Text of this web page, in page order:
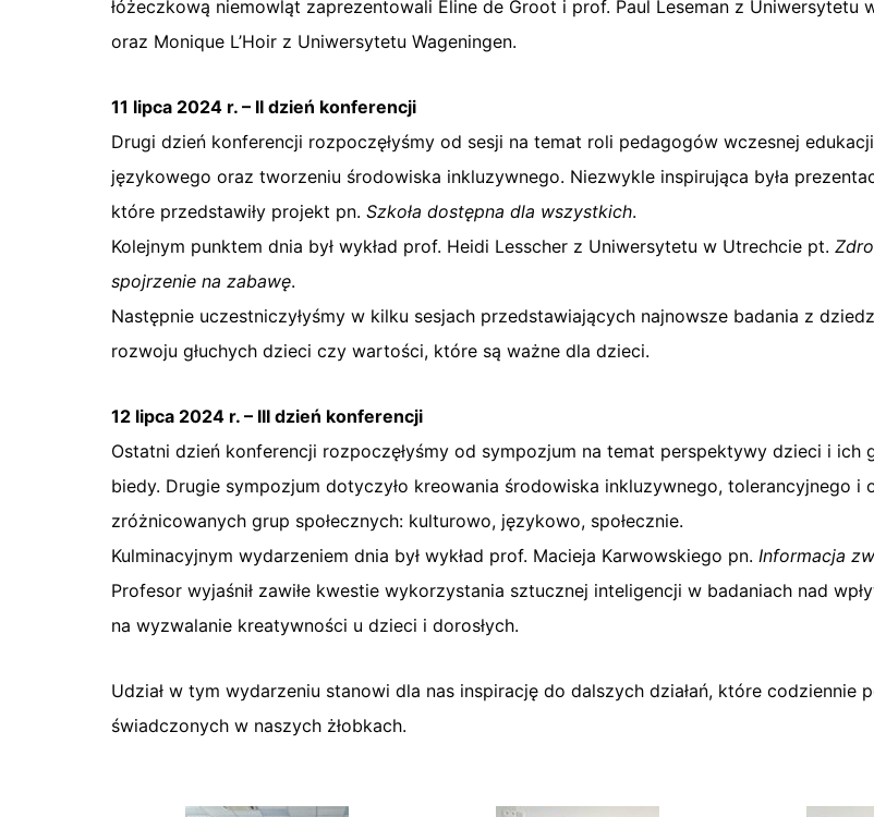
łóżeczkową niemowląt zaprezentowali Eline de Groot i prof. Paul Leseman z
oraz Monique L’Hoir z Uniwersytetu Wageningen.
11 lipca 2024 r. – II dzień konferencji
Drugi dzień konferencji rozpoczęłyśmy od sesji na temat roli pedagogów wczesnej
językowego oraz tworzeniu środowiska inkluzywnego. Niezwykle inspirująca była
które przedstawiły projekt pn. Szkoła dostępna dla wszystkich.
Kolejnym punktem dnia był wykład prof. Heidi Lesscher z Uniwersytetu w Utrechcie pt.
spojrzenie na zabawę.
Następnie uczestniczyłyśmy w kilku sesjach przedstawiających najnowsze badania z
rozwoju głuchych dzieci czy wartości, które są ważne dla dzieci.
12 lipca 2024 r. – III dzień konferencji
Ostatni dzień konferencji rozpoczęłyśmy od sympozjum na temat perspektywy dzieci i
biedy. Drugie sympozjum dotyczyło kreowania środowiska inkluzywnego, tolerancyjnego
zróżnicowanych grup społecznych: kulturowo, językowo, społecznie.
Kulminacyjnym wydarzeniem dnia był wykład prof. Macieja Karwowskiego pn. Informacja
Profesor wyjaśnił zawiłe kwestie wykorzystania sztucznej inteligencji w badaniach nad
na wyzwalanie kreatywności u dzieci i dorosłych.
Udział w tym wydarzeniu stanowi dla nas inspirację do dalszych działań, które codziennie
świadczonych w naszych żłobkach.